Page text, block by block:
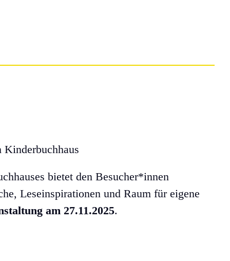
bietet den Besucher*innen
Leseinspirationen und Raum für eigene
am 27.11.2025.